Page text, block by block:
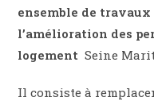
ensemble de
l’amélioration des
logement Seine
Il consiste à